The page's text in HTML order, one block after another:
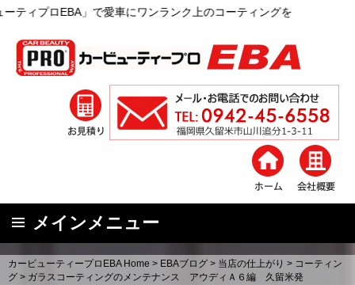
」で愛車にワンランク上のコーティングを
メインメニュー
コ
ン
カービューティープロEBA Home > EBAブログ > 当店の仕上がり > コーティン
グ > ガラスコーティングのメンテナンス アウディＡ６編 久留米発